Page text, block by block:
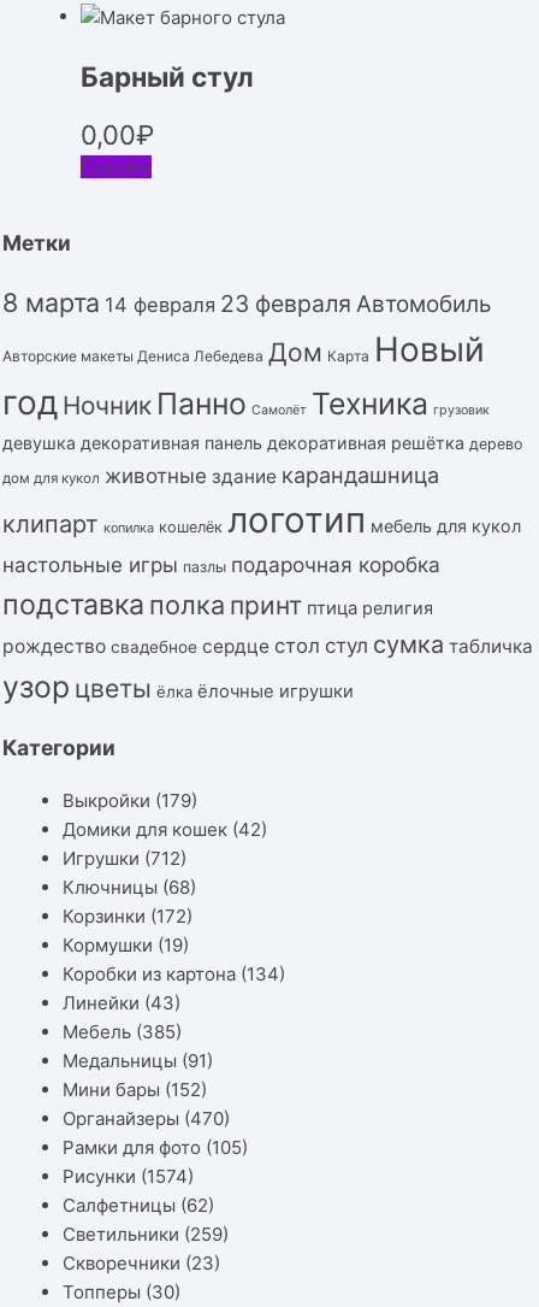
Барный стул
0,00₽
Скачать
Метки
8 марта 14 февраля 23 февраля Автомобиль
Авторские макеты Дениса Лебедева Дом Карта Новый
год Ночник Панно Самолёт Техника грузовик
девушка декоративная панель декоративная решётка дерево
дом для кукол животные здание карандашница
клипарт копилка кошелёк логотип мебель для кукол
настольные игры пазлы подарочная коробка
подставка полка принт птица религия
рождество свадебное сердце стол стул сумка табличка
узор цветы ёлка ёлочные игрушки
Категории
Выкройки (179)
Домики для кошек (42)
Игрушки (712)
Ключницы (68)
Корзинки (172)
Кормушки (19)
Коробки из картона (134)
Линейки (43)
Мебель (385)
Медальницы (91)
Мини бары (152)
Органайзеры (470)
Рамки для фото (105)
Рисунки (1574)
Салфетницы (62)
Светильники (259)
Скворечники (23)
Топперы (30)